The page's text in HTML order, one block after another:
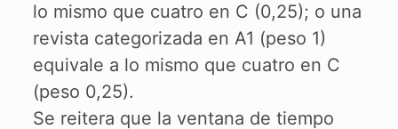
lo mismo que cuatro en C (0,25); o una
revista categorizada en A1 (peso 1)
equivale a lo mismo que cuatro en C
(peso 0,25).
Se reitera que la ventana de tiempo